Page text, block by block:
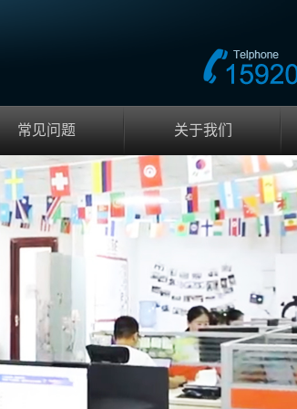
常见问题 关于我们